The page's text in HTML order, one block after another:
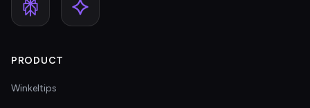
PRODUCT
Winkeltips